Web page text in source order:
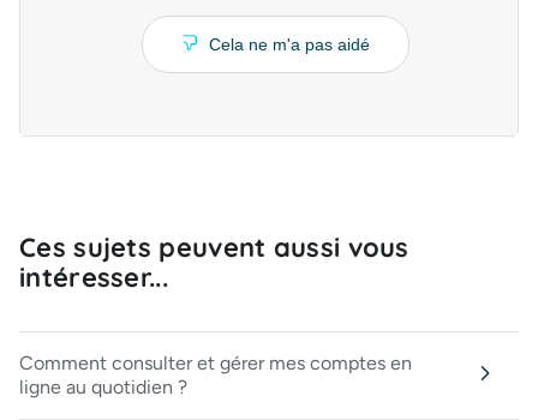
Cela ne m'a pas aidé
Ces sujets peuvent aussi vous
intéresser...
Comment consulter et gérer mes comptes en
ligne au quotidien ?